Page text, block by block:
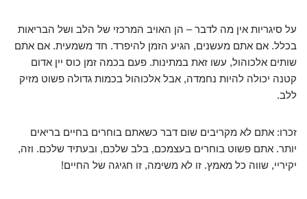
על סיגריות אין מה לדבר – הן האויב המרכזי של הלב ושל הבריאות
בכלל. אם אתם מעשנים, הגיע הזמן להיפרד. חד משמעית. אם אתם
שותים אלכוהול, עשו זאת במתינות. פעם בכמה זמן כוס יין אדום
קטנה יכולה להיות נחמדה, אבל אלכוהול בכמות גדולה פשוט מזיק
ללב.
זכרו: אתם לא מקריבים שום דבר כשאתם בוחרים בחיים בריאים
יותר. אתם פשוט בוחרים בעצמכם, בלב שלכם, ובעתיד שלכם. וזה,
יקיריי, שווה כל מאמץ. זו לא משימה, זו חגיגה של החיים!